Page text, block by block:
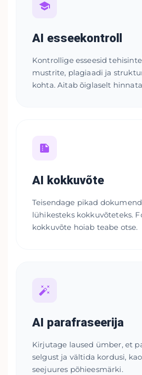
AI esseekontroll
Kontrollige esseesid
mustrite, plagiaadi ja
kohta. Aitab õiglaselt
AI kokkuvõte
Teisendage pikad
lühikesteks kokkuvõteteks.
kokkuvõte hoiab teabe otse.
AI parafraseerija
Kirjutage laused ümber, et
selgust ja vältida kordusi,
seejuures põhieesmärki.